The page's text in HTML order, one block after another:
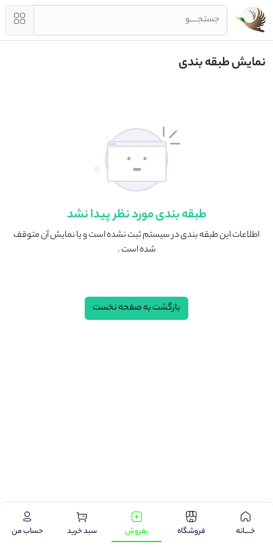
جستجــــو
نمایش طبقه بندی
طبقه بندی مورد نظر پیدا نشد
اطلاعات این طبقه بندی در سیستم ثبت نشده است و یا نمایش آن متوقف
شده است .
بازگشت به صفحه نخست
خـــــانه فروشگاه بفروش سبد خرید حساب من